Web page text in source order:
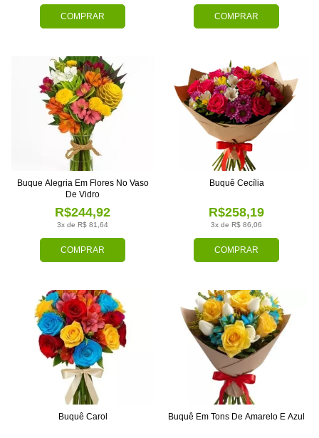
COMPRAR COMPRAR
COMPRAR
3x de R$ 81,64
R$244,92
Buque Alegria Em Flores No Vaso
De Vidro
COMPRAR
3x de R$ 86,06
R$258,19
Buquê Cecília
Buquê Carol Buquê Em Tons De Amarelo E Azul